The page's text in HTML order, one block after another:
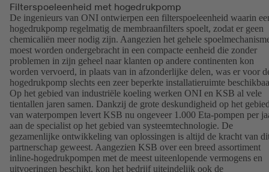
Filterspoeleenheid met hogedrukpomp
De ingenieurs van ONI ontwierpen een filterspoeleenheid waarin
hogedrukpomp regelmatig de membraanfilters spoelt, zodat er geen
chemicaliën meer nodig zijn. Aangezien het gehele
moest worden ondergebracht in een compacte eenheid die zonder
problemen in zijn geheel naar klanten op andere continenten kon
worden vervoerd, in plaats van in afzonderlijke delen, was er voor
hogedrukpomp slechts een zeer beperkte installatieruimte
Op het gebied van industriële koeling werken ONI en KSB al vele
tientallen jaren samen. Dankzij de grote deskundigheid op het
van waterpompen levert KSB nu ongeveer 1.000 Eta-pompen per
aan de specialist op het gebied van systeemtechnologie. De
gezamenlijke ontwikkeling van oplossingen is altijd de kracht van
partnerschap geweest. Aangezien KSB over een breed assortiment
inline-hogedrukpompen met de meest uiteenlopende vermogens en
uitvoeringen beschikt, kon het bedrijf uiteindelijk ook de